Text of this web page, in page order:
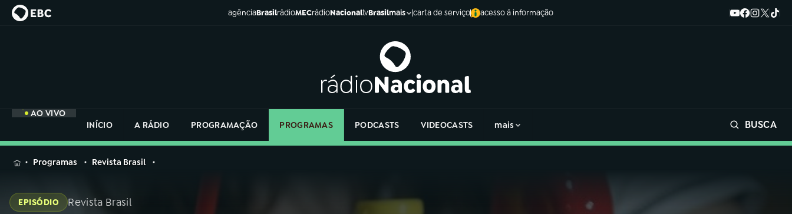
agênciaBrasilrádioMECrádioNacionaltvBrasilmais carta de serviço acesso à informação
AO VIVO
INÍCIO
A RÁDIO PROGRAMAÇÃO PROGRAMAS PODCASTS VIDEOCASTS mais BUSCA
MENU
na
Rádio
Programas Revista Brasil
EPISÓDIO Revista Brasil